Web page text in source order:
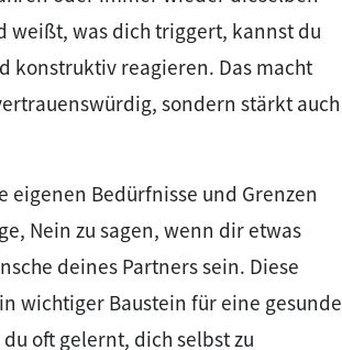
weißt, was dich triggert, kannst du
konstruktiv reagieren. Das macht
sondern stärkt auch
eigenen Bedürfnisse und Grenzen
Nein zu sagen, wenn dir etwas
deines Partners sein. Diese
wichtiger Baustein für eine gesunde
oft gelernt, dich selbst zu